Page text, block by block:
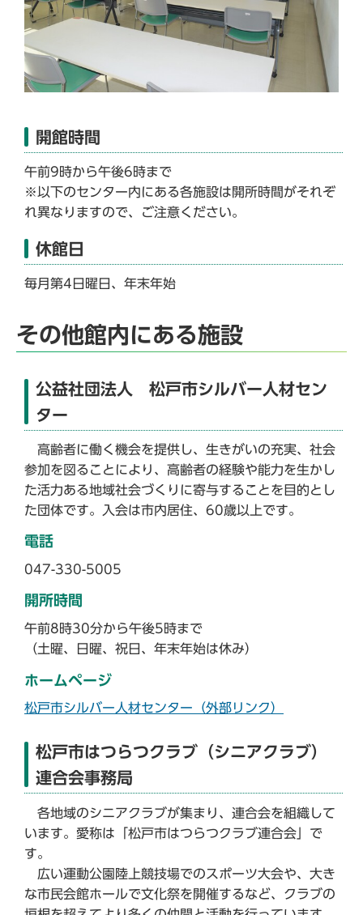
開館時間
午前9時から午後6時まで
※以下のセンター内にある各施設は開所時間がそれぞ
れ異なりますので、ご注意ください。
休館日
毎月第4日曜日、年末年始
その他館内にある施設
公益社団法人 松戸市シルバー人材セン
ター
高齢者に働く機会を提供し、生きがいの充実、社会
参加を図ることにより、高齢者の経験や能力を生かし
た活力ある地域社会づくりに寄与することを目的とし
た団体です。入会は市内居住、60歳以上です。
電話
047-330-5005
開所時間
午前8時30分から午後5時まで
（土曜、日曜、祝日、年末年始は休み）
ホームページ
松戸市シルバー人材センター（外部リンク）
松戸市はつらつクラブ（シニアクラブ）
連合会事務局
各地域のシニアクラブが集まり、連合会を組織して
います。愛称は「松戸市はつらつクラブ連合会」で
す。
広い運動公園陸上競技場でのスポーツ大会や、大き
な市民会館ホールで文化祭を開催するなど、クラブの